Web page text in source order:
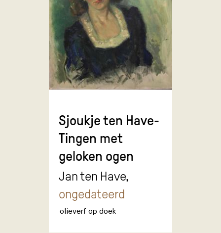
Sjoukje ten Have-
Tingen met
geloken ogen
Jan ten Have,
ongedateerd
olieverf op doek